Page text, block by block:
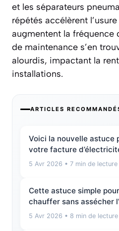
et les séparateurs
répétés accélèrent
augmentent la fréquence
de maintenance s’en
alourdis, impactant la
installations.
ARTICLES
Voici la nouvelle astuce
votre facture
5 Avr 2026 • 7 min de lecture
Cette astuce simple
chauffer sans assécher
5 Avr 2026 • 8 min de lecture